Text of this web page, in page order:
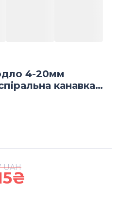
4-20мм
канавка
UAH
₴